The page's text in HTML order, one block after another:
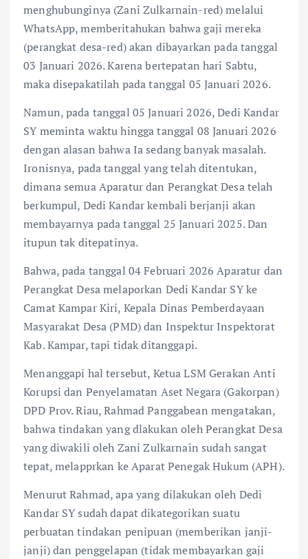
menghubunginya (Zani Zulkarnain-red) melalui
WhatsApp, memberitahukan bahwa gaji mereka
(perangkat desa-red) akan dibayarkan pada tanggal
03 Januari 2026. Karena bertepatan hari Sabtu,
maka disepakatilah pada tanggal 05 Januari 2026.
Namun, pada tanggal 05 Januari 2026, Dedi Kandar
SY meminta waktu hingga tanggal 08 Januari 2026
dengan alasan bahwa Ia sedang banyak masalah.
Ironisnya, pada tanggal yang telah ditentukan,
dimana semua Aparatur dan Perangkat Desa telah
berkumpul, Dedi Kandar kembali berjanji akan
membayarnya pada tanggal 25 Januari 2025. Dan
itupun tak ditepatinya.
Bahwa, pada tanggal 04 Februari 2026 Aparatur dan
Perangkat Desa melaporkan Dedi Kandar SY ke
Camat Kampar Kiri, Kepala Dinas Pemberdayaan
Masyarakat Desa (PMD) dan Inspektur Inspektorat
Kab. Kampar, tapi tidak ditanggapi.
Menanggapi hal tersebut, Ketua LSM Gerakan Anti
Korupsi dan Penyelamatan Aset Negara (Gakorpan)
DPD Prov. Riau, Rahmad Panggabean mengatakan,
bahwa tindakan yang dlakukan oleh Perangkat Desa
yang diwakili oleh Zani Zulkarnain sudah sangat
tepat, melapprkan ke Aparat Penegak Hukum (APH).
Menurut Rahmad, apa yang dilakukan oleh Dedi
Kandar SY sudah dapat dikategorikan suatu
perbuatan tindakan penipuan (memberikan janji-
janji) dan penggelapan (tidak membayarkan gaji